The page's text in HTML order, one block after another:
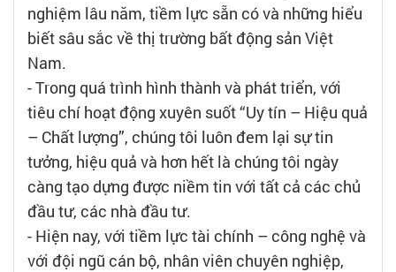
nghiệm lâu năm, tiềm lực sẵn có và những hiểu
biết sâu sắc về thị trường bất động sản Việt
Nam.
- Trong quá trình hình thành và phát triển, với
tiêu chí hoạt động xuyên suốt “Uy tín – Hiệu quả
– Chất lượng”, chúng tôi luôn đem lại sự tin
tưởng, hiệu quả và hơn hết là chúng tôi ngày
càng tạo dựng được niềm tin với tất cả các chủ
đầu tư, các nhà đầu tư.
- Hiện nay, với tiềm lực tài chính – công nghệ và
với đội ngũ cán bộ, nhân viên chuyên nghiệp,